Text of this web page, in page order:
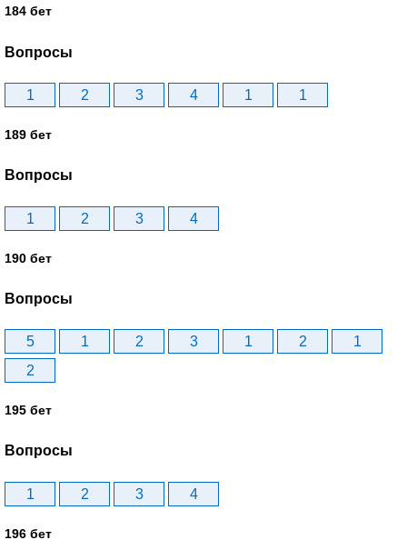
184 бет
Вопросы
1 2 3 4 1 1
189 бет
Вопросы
1 2 3 4
190 бет
Вопросы
5 1 2 3 1 2
1
2
195 бет
Вопросы
1 2 3 4
196 бет